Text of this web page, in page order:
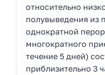
относительно
полувыведения из
однократной
многократного
течение 5 дней)
приблизительно 3